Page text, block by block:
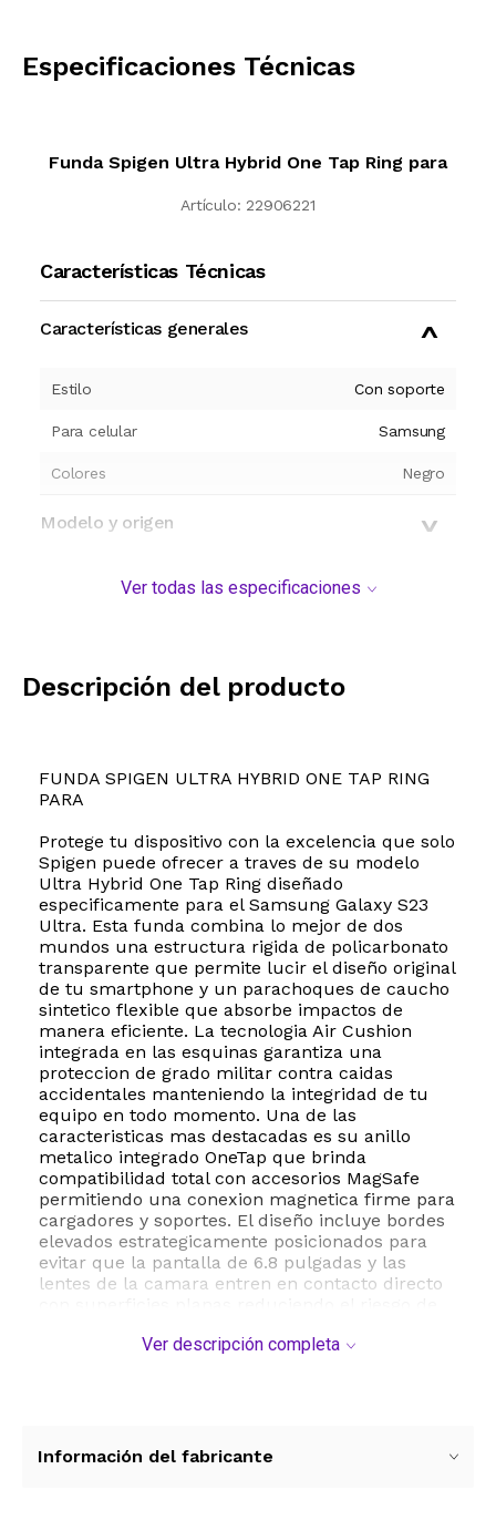
Especificaciones Técnicas
Funda Spigen Ultra Hybrid One Tap Ring para
Artículo: 22906221
Características Técnicas
Características generales
Estilo Con soporte
Para celular Samsung
Colores Negro
Modelo y origen
Ver todas las especificaciones
Descripción del producto
FUNDA SPIGEN ULTRA HYBRID ONE TAP RING
PARA
Protege tu dispositivo con la excelencia que solo
Spigen puede ofrecer a traves de su modelo
Ultra Hybrid One Tap Ring diseñado
especificamente para el Samsung Galaxy S23
Ultra. Esta funda combina lo mejor de dos
mundos una estructura rigida de policarbonato
transparente que permite lucir el diseño original
de tu smartphone y un parachoques de caucho
sintetico flexible que absorbe impactos de
manera eficiente. La tecnologia Air Cushion
integrada en las esquinas garantiza una
proteccion de grado militar contra caidas
accidentales manteniendo la integridad de tu
equipo en todo momento. Una de las
caracteristicas mas destacadas es su anillo
metalico integrado OneTap que brinda
compatibilidad total con accesorios MagSafe
permitiendo una conexion magnetica firme para
cargadores y soportes. El diseño incluye bordes
elevados estrategicamente posicionados para
evitar que la pantalla de 6.8 pulgadas y las
lentes de la camara entren en contacto directo
para ofrecer una respuesta solida y una
innecesario permitiendo un agarre comodo y
Ver descripción completa
Información del fabricante